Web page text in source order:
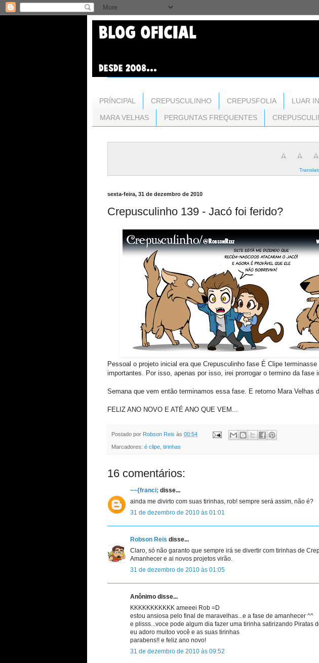
PRÍNCIPAL CREPUSCULINHO CREPUSFOLIA LUAR
MARA VELHAS PERGUNTAS FREQUENTES
sexta-feira, 31 de dezembro de 2010
Crepusculinho 139 - Jacó foi ferido?
Pessoal o projeto inicial era que Crepusculinho fase É Clipe
importantes. Por isso, apenas por isso, irei prorrogar o termino da fase
Semana que vem então terminamos essa fase. E retomo Mara Velhas
FELIZ ANO NOVO E ATÉ ANO QUE VEM...
Postado por Robson Reis às 00:54
Marcadores: é clipe tirinhas
16 comentários:
~~{franci; disse...
ainda me divirto com suas tirinhas, rob! sempre será assim, não é?
31 de dezembro de 2010 às 01:01
Robson Reis disse...
Claro, só não garanto que sempre irá se divertir com tirinhas de
Amanhecer e ai novos projetos virão.
31 de dezembro de 2010 às 01:05
Anônimo disse...
KKKKKKKKKKK ameeei Rob =D
estou ansiosa pelo final de maravelhas...e a fase de amanhecer ^^
e plisss...voce pode algum dia fazer uma tirinha satirizando Piratas
eu adoro muitoo você e as suas tirinhas
parabens!! e feliz ano novo!
31 de dezembro de 2010 às 09:52